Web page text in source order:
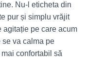
Nu-l eticheta din
pur și simplu vrăjit
agitație pe care acum
se va calma pe
confortabil să